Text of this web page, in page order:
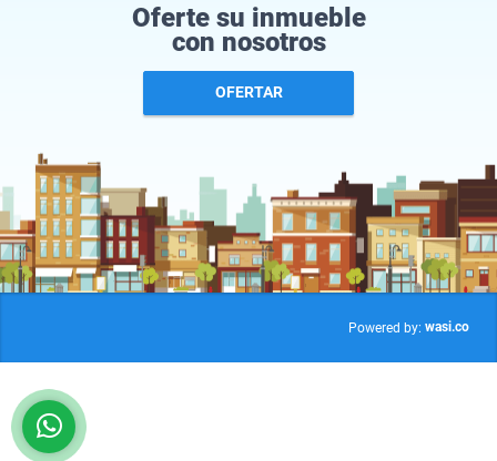
Oferte su inmueble
con nosotros
OFERTAR
Powered by: wasi.co